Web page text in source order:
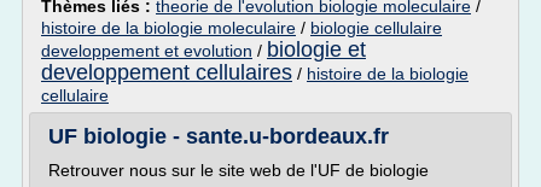
Thèmes liés : theorie de l'evolution biologie moleculaire /
histoire de la biologie moleculaire / biologie cellulaire
developpement et evolution / biologie et
developpement cellulaires / histoire de la biologie
cellulaire
UF biologie - sante.u-bordeaux.fr
Retrouver nous sur le site web de l'UF de biologie